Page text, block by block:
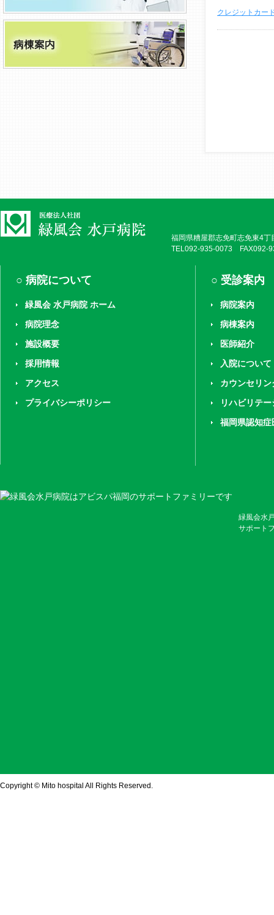
クレジットカー
福岡県糟屋郡志免町志免東4丁
TEL092-935-0073 FAX092-
病院について
緑風会 水戸病院 ホーム
病院理念
施設概要
採用情報
アクセス
プライバシーポリシー
受診案内
病院案内
病棟案内
医師紹介
入院について
カウンセリン
リハビリテ
福岡県認知
緑風会水
サポート
Copyright © Mito hospital All Rights Reserved.